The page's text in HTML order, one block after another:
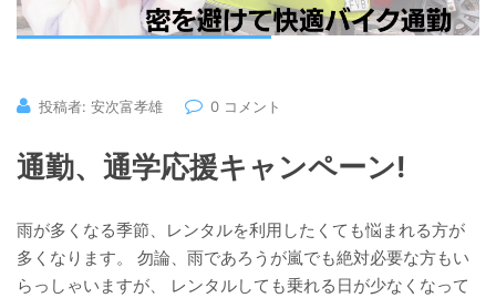
投稿者: 安次富孝雄 0 コメント
通勤、通学応援キャンペーン!
雨が多くなる季節、レンタルを利用したくても悩まれる方が
多くなります。 勿論、雨であろうが嵐でも絶対必要な方もい
らっしゃいますが、 レンタルしても乗れる日が少なくなって